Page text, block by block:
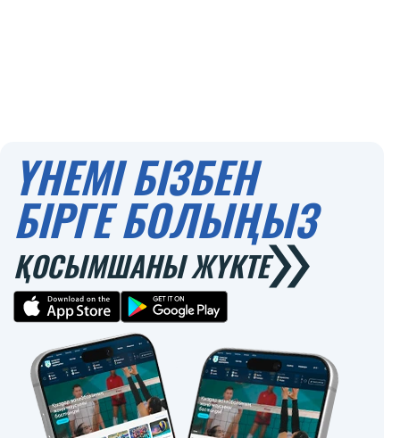
ҮНЕМІ БІЗБЕН
БІРГЕ БОЛЫҢЫЗ
ҚОСЫМШАНЫ ЖҮКТЕ